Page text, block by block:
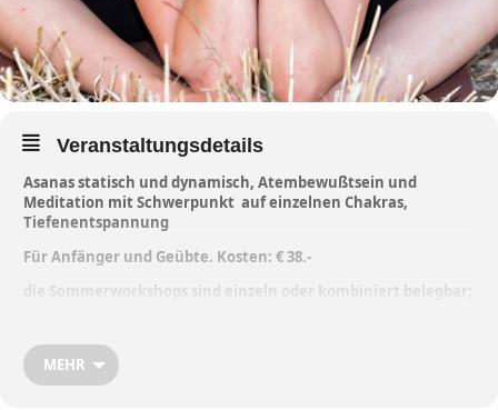
Veranstaltungsdetails
Asanas statisch und dynamisch, Atembewußtsein und
Meditation mit Schwerpunkt auf einzelnen Chakras,
Tiefenentspannung
Für Anfänger und Geübte. Kosten: € 38.-
die Sommerworkshops sind einzeln oder kombiniert belegbar;
weitere Informationen
Anmeldung
MEHR